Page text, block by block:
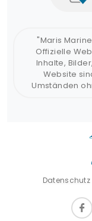
"Maris
Offizielle
Inhalte,
Website
Umständen
Datenschutz